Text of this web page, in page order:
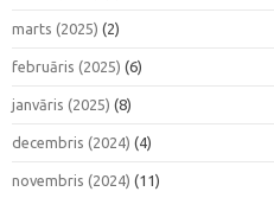
marts (2025) (2)
februāris (2025) (6)
janvāris (2025) (8)
decembris (2024) (4)
novembris (2024) (11)